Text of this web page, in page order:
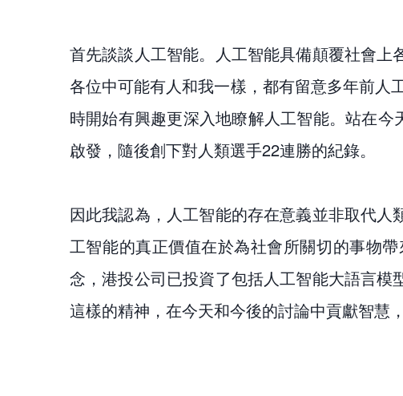
首先談談人工智能。人工智能具備顛覆社會
各位中可能有人和我一樣，都有留意多年前人
時開始有興趣更深入地瞭解人工智能。站在
啟發，隨後創下對人類選手22連勝的紀錄。
因此我認為，人工智能的存在意義並非取代
工智能的真正價值在於為社會所關切的事物
念，港投公司已投資了包括人工智能大語言
這樣的精神，在今天和今後的討論中貢獻智慧